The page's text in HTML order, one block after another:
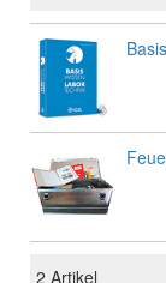
2 Artikel